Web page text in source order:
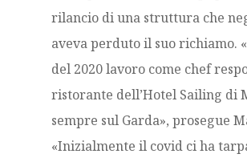
rilancio di una struttura che
aveva perduto il suo richiamo.
del 2020 lavoro come chef
ristorante dell’Hotel Sailing di
sempre sul Garda», prosegue
«Inizialmente il covid ci ha